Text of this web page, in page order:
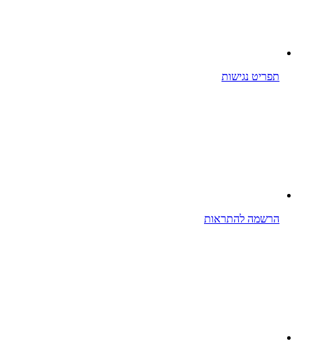
תפריט נגישות
הרשמה להתראות